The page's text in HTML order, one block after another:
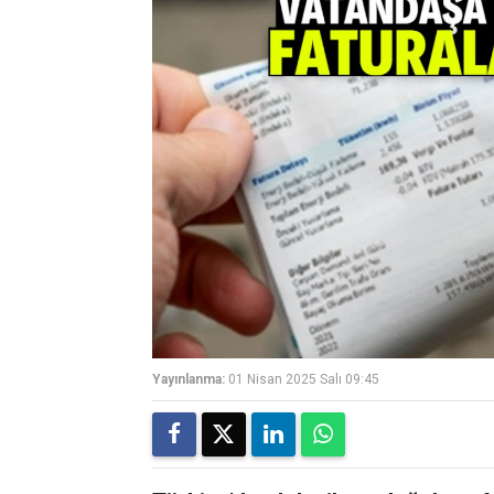
Yayınlanma: 01 Nisan 2025 Salı 09:45